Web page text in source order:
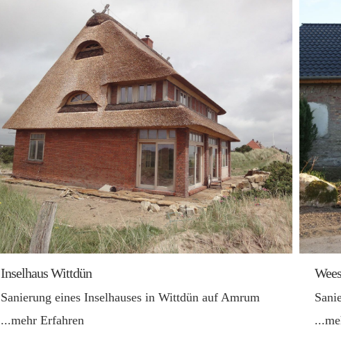
Inselhaus Wittdün
Sanierung eines Inselhauses in Wittdün auf Amrum
...mehr Erfahren